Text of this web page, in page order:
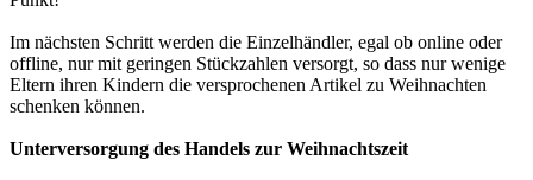
Im nächsten Schritt werden die Einzelhändler, egal ob online oder
offline, nur mit geringen Stückzahlen versorgt, so dass nur wenige
Eltern ihren Kindern die versprochenen Artikel zu Weihnachten
schenken können.
Unterversorgung des Handels zur Weihnachtszeit